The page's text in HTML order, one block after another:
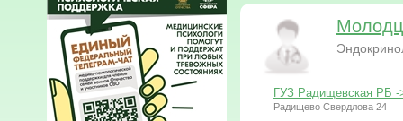
ГУЗ Радищевская РБ -
Радищево Свердлова 24